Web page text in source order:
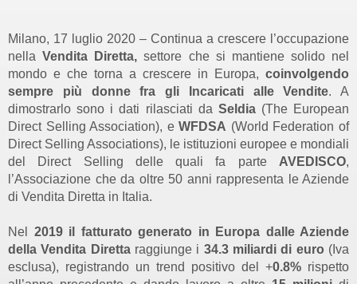
Milano, 17 luglio 2020 – Continua a crescere l’occupazione
nellaVendita Diretta,settore che si mantiene solido nel
mondo e che torna a crescere in Europa, coinvolgendo
sempre più donne fra gli Incaricati alle Vendite. A
dimostrarlo sono i dati rilasciati da Seldia (The European
Direct Selling Association), eWFDSA (World Federation of
Direct Selling Associations), le istituzioni europee e mondiali
del Direct Selling delle quali fa parte AVEDISCO,
l’Associazione che da oltre 50 anni rappresenta le Aziende
di Vendita Diretta in Italia.
Nel 2019 il fatturato generato in Europa dalle Aziende
della Vendita Diretta raggiunge i 34.3 miliardi di euro (Iva
esclusa), registrando un trend positivo del +0.8% rispetto